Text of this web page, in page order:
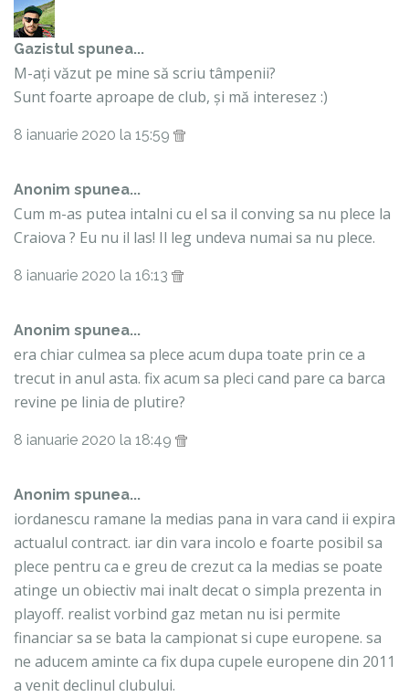
Gazistul spunea...
M-ați văzut pe mine să scriu tâmpenii?
Sunt foarte aproape de club, și mă interesez :)
8 ianuarie 2020 la 15:59
Anonim spunea...
Cum m-as putea intalni cu el sa il conving sa nu plece la
Craiova ? Eu nu il las! Il leg undeva numai sa nu plece.
8 ianuarie 2020 la 16:13
Anonim spunea...
era chiar culmea sa plece acum dupa toate prin ce a
trecut in anul asta. fix acum sa pleci cand pare ca barca
revine pe linia de plutire?
8 ianuarie 2020 la 18:49
Anonim spunea...
iordanescu ramane la medias pana in vara cand ii expira
actualul contract. iar din vara incolo e foarte posibil sa
plece pentru ca e greu de crezut ca la medias se poate
atinge un obiectiv mai inalt decat o simpla prezenta in
playoff. realist vorbind gaz metan nu isi permite
financiar sa se bata la campionat si cupe europene. sa
ne aducem aminte ca fix dupa cupele europene din 2011
a venit declinul clubului.